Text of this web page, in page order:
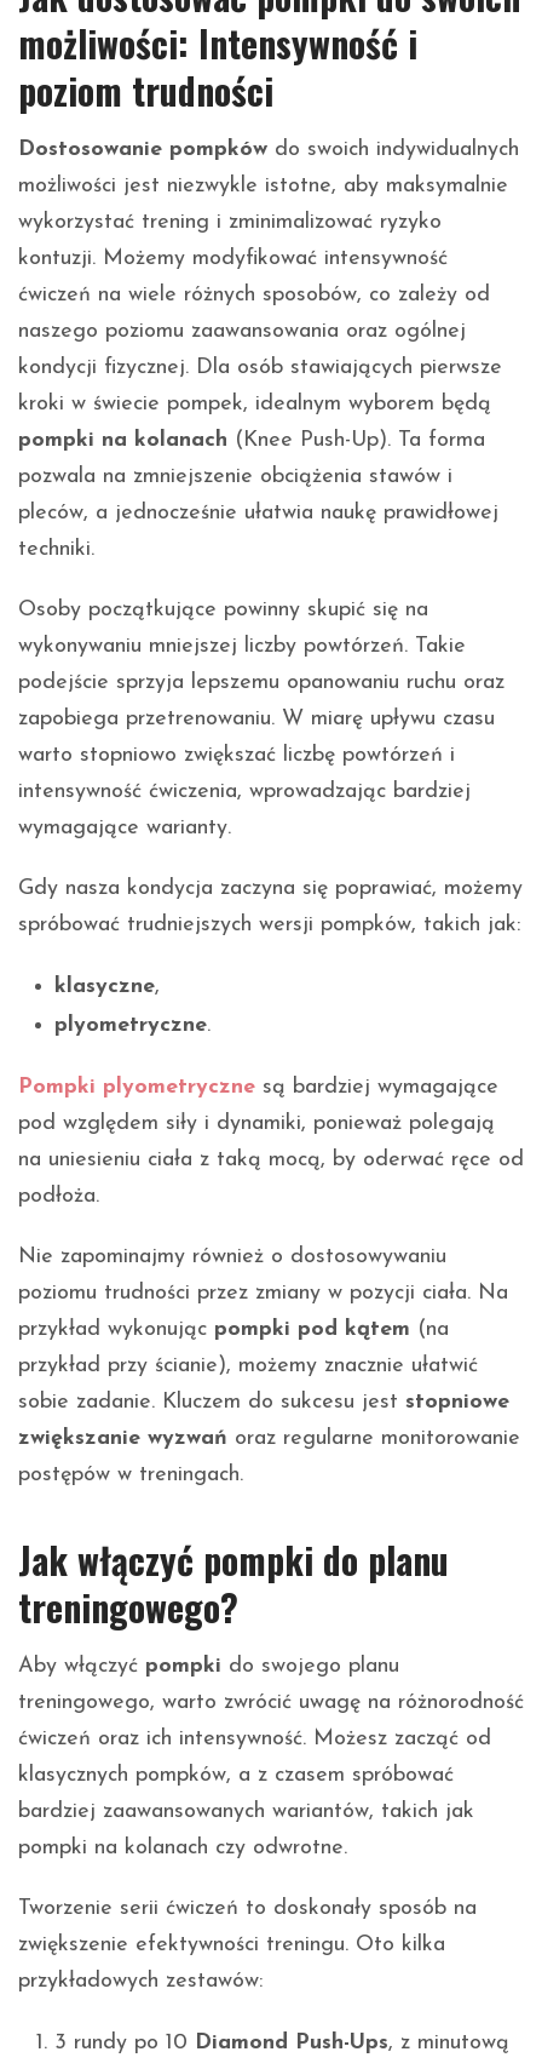
możliwości: Intensywność i
poziom trudności
Dostosowanie pompków do swoich indywidualnych
możliwości jest niezwykle istotne, aby maksymalnie
wykorzystać trening i zminimalizować ryzyko
kontuzji. Możemy modyfikować intensywność
ćwiczeń na wiele różnych sposobów, co zależy od
naszego poziomu zaawansowania oraz ogólnej
kondycji fizycznej. Dla osób stawiających pierwsze
kroki w świecie pompek, idealnym wyborem będą
pompki na kolanach (Knee Push-Up). Ta forma
pozwala na zmniejszenie obciążenia stawów i
pleców, a jednocześnie ułatwia naukę prawidłowej
techniki.
Osoby początkujące powinny skupić się na
wykonywaniu mniejszej liczby powtórzeń. Takie
podejście sprzyja lepszemu opanowaniu ruchu oraz
zapobiega przetrenowaniu. W miarę upływu czasu
warto stopniowo zwiększać liczbę powtórzeń i
intensywność ćwiczenia, wprowadzając bardziej
wymagające warianty.
Gdy nasza kondycja zaczyna się poprawiać, możemy
spróbować trudniejszych wersji pompków, takich jak:
klasyczne,
plyometryczne.
Pompki plyometryczne są bardziej wymagające
pod względem siły i dynamiki, ponieważ polegają
na uniesieniu ciała z taką mocą, by oderwać ręce od
podłoża.
Nie zapominajmy również o dostosowywaniu
poziomu trudności przez zmiany w pozycji ciała. Na
przykład wykonując pompki pod kątem (na
przykład przy ścianie), możemy znacznie ułatwić
sobie zadanie. Kluczem do sukcesu jest stopniowe
zwiększanie wyzwań oraz regularne monitorowanie
postępów w treningach.
Jak włączyć pompki do planu
treningowego?
Aby włączyć pompki do swojego planu
treningowego, warto zwrócić uwagę na różnorodność
ćwiczeń oraz ich intensywność. Możesz zacząć od
klasycznych pompków, a z czasem spróbować
bardziej zaawansowanych wariantów, takich jak
pompki na kolanach czy odwrotne.
Tworzenie serii ćwiczeń to doskonały sposób na
zwiększenie efektywności treningu. Oto kilka
przykładowych zestawów:
3 rundy po 10 Diamond Push-Ups, z minutową